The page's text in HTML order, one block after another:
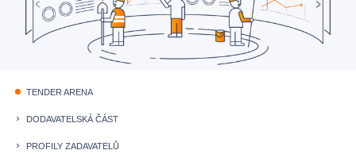
fiber_manual_record TENDER ARENA
keyboard_arrow_right DODAVATELSKÁ ČÁST
keyboard_arrow_right PROFILY ZADAVATELŮ